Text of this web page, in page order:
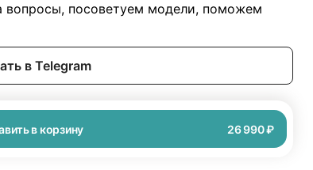
вопросы, посоветуем модели, поможем
в Telegram
в корзину 26 990 ₽